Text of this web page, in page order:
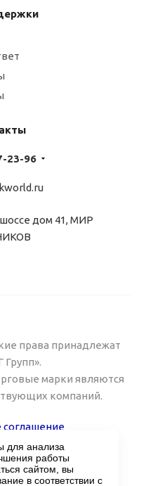
23-96
дом 41, МИР
права принадлежат
марки являются
компаний.
соглашение
Twin px
для анализа
работы
сайтом, вы
в соответствии с